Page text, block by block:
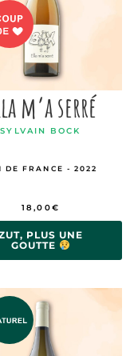
m’a serré
SYLVAIN BOCK
DE FRANCE - 2022
18,00€
PLUS UNE
GOUTTE